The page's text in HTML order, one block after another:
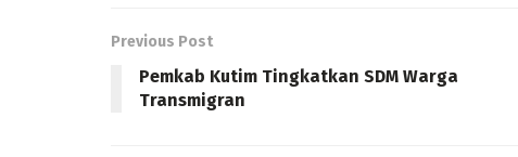
Previous Post
Pemkab Kutim Tingkatkan SDM Warga
Transmigran